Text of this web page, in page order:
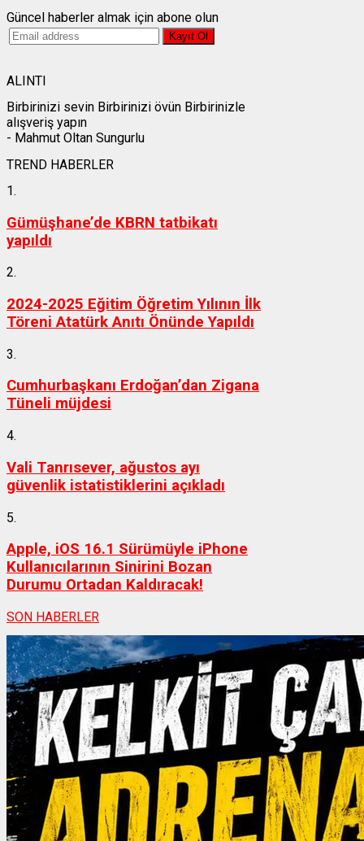
Güncel haberler almak için abone olun
ALINTI
Birbirinizi sevin Birbirinizi övün Birbirinizle
alışveriş yapın
- Mahmut Oltan Sungurlu
TREND HABERLER
1.
Gümüşhane’de KBRN tatbikatı
yapıldı
2.
2024-2025 Eğitim Öğretim Yılının İlk
Töreni Atatürk Anıtı Önünde Yapıldı
3.
Cumhurbaşkanı Erdoğan’dan Zigana
Tüneli müjdesi
4.
Vali Tanrısever, ağustos ayı
güvenlik istatistiklerini açıkladı
5.
Apple, iOS 16.1 Sürümüyle iPhone
Kullanıcılarının Sinirini Bozan
Durumu Ortadan Kaldıracak!
SON HABERLER